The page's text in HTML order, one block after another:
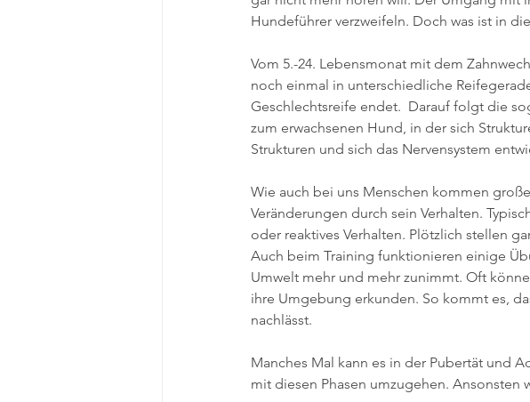
Hundeführer verzweifeln. Doch was ist in
Vom 5.-24. Lebensmonat mit dem
noch einmal in unterschiedliche
Geschlechtsreife endet.  Darauf folgt die
zum erwachsenen Hund, in der sich
Strukturen und sich das Nervensystem
Wie auch bei uns Menschen kommen
Veränderungen durch sein Verhalten.
oder reaktives Verhalten. Plötzlich stellen
Auch beim Training funktionieren einige
Umwelt mehr und mehr zunimmt. Oft
ihre Umgebung erkunden. So kommt es,
nachlässt.
Manches Mal kann es in der Pubertät und
mit diesen Phasen umzugehen. Ansonsten